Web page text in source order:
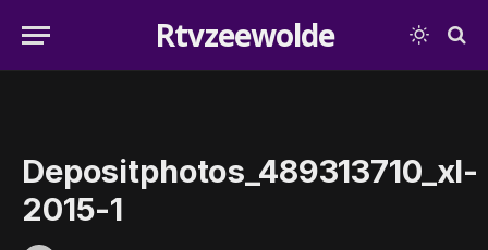
Rtvzeewolde
Depositphotos_489313710_xl-
2015-1